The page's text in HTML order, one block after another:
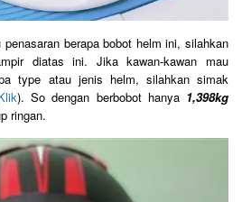
berapa bobot helm ini, silahkan
diatas ini. Jika kawan-kawan mau
type atau jenis helm, silahkan simak
). So dengan berbobot hanya 1,398kg
ringan.